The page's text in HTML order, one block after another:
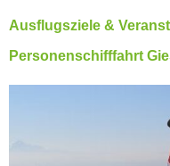
Ausflugsziele &
Personenschifffahrt